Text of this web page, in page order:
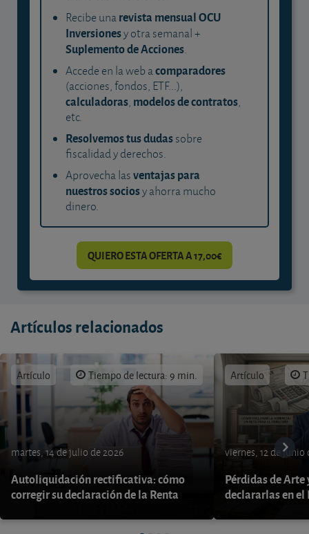
Recibe unarevista mensual OCU
Inversionesy otra semanal +
Suplemento de Acciones.
Accede en la web acomparadores
(acciones, fondos, ETF...),
calculadoras, modelos de contratos,
etc.
Resolvemos tus dudassobre
fiscalidad y derechos.
Aprovecha lasventajas para
nuestros sociosy ahorra mucho
dinero.
QUIERO ESTA OFERTA A 17,00€
Artículos relacionados
Artículo Tiempo de lectura: 9 min.
martes, 14 de julio de 2026
Autoliquidación rectificativa: cómo
corregir su declaración de la Renta
Artículo
viernes, 12 de junio
Pérdidas de
declararlas en el